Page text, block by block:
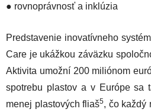
● rovnoprávnosť a inklúzia
Predstavenie inovatívneho
Care je ukážkou záväzku
Aktivita umožní 200 miliónom
spotrebu plastov a v Európe sa
menej plastových fliaš5, čo každý